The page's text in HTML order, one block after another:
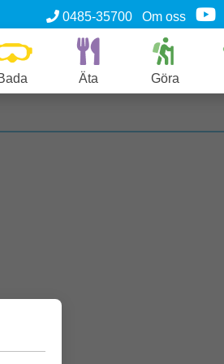
0485-35700 Om oss
Äta Göra